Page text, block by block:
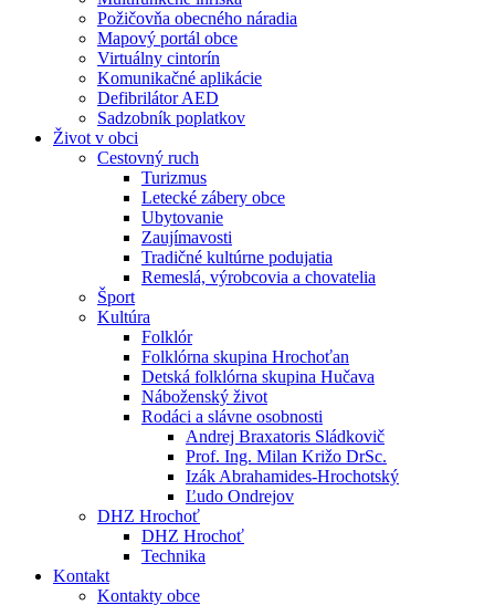
Požičovňa obecného náradia
Mapový portál obce
Virtuálny cintorín
Komunikačné aplikácie
Defibrilátor AED
Sadzobník poplatkov
Život v obci
Cestovný ruch
Turizmus
Letecké zábery obce
Ubytovanie
Zaujímavosti
Tradičné kultúrne podujatia
Remeslá, výrobcovia a chovatelia
Šport
Kultúra
Folklór
Folklórna skupina Hrochoťan
Detská folklórna skupina Hučava
Náboženský život
Rodáci a slávne osobnosti
Andrej Braxatoris Sládkovič
Prof. Ing. Milan Križo DrSc.
Izák Abrahamides-Hrochotský
Ľudo Ondrejov
DHZ Hrochoť
DHZ Hrochoť
Technika
Kontakt
Kontakty obce